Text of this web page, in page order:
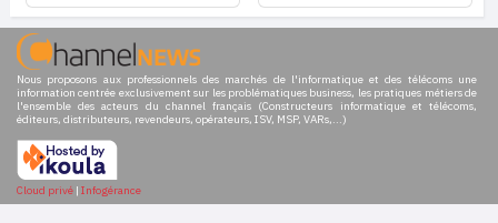
Nous proposons aux professionnels des marchés de l'informatique et des télécoms une
information centrée exclusivement sur les problématiques business, les pratiques métiers de
l'ensemble des acteurs du channel français (Constructeurs informatique et télécoms,
éditeurs, distributeurs, revendeurs, opérateurs, ISV, MSP, VARs,...)
Cloud privé | Infogérance